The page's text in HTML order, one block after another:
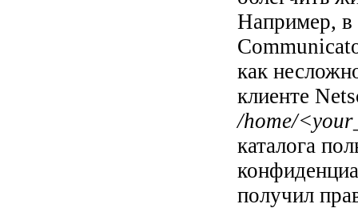
Например, в
как
клиенте
/home/
каталога
получил